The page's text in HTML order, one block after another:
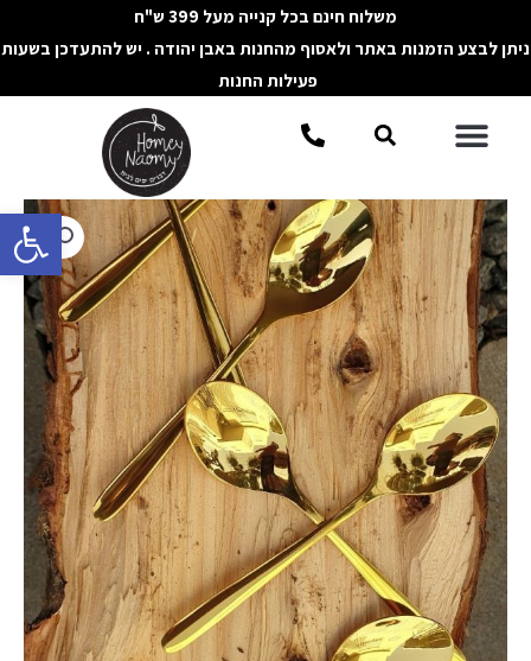
פתח
לתוכן
משלוח חינם בכל קנייה מעל 399 ש"ח
ניתן לבצע הזמנות באתר ולאסוף מהחנות באבן יהודה . יש להתעדכן בשעות
פעילות החנות
תפריטחיפוש
כמות
של
סט
כפיות
זהב
מבריק